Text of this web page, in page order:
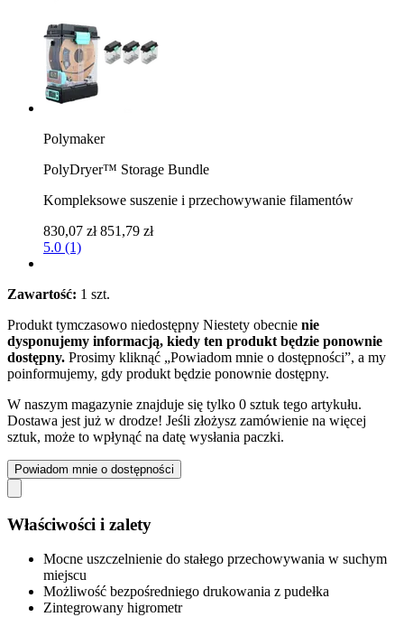
Polymaker
PolyDryer™ Storage Bundle
Kompleksowe suszenie i przechowywanie filamentów
830,07 zł 851,79 zł
5.0 (1)
Zawartość: 1 szt.
Produkt tymczasowo niedostępny Niestety obecnie nie
dysponujemy informacją, kiedy ten produkt będzie ponownie
dostępny. Prosimy kliknąć „Powiadom mnie o dostępności”, a my
poinformujemy, gdy produkt będzie ponownie dostępny.
W naszym magazynie znajduje się tylko 0 sztuk tego artykułu.
Dostawa jest już w drodze! Jeśli złożysz zamówienie na więcej
sztuk, może to wpłynąć na datę wysłania paczki.
Powiadom mnie o dostępności
Właściwości i zalety
Mocne uszczelnienie do stałego przechowywania w suchym
miejscu
Możliwość bezpośredniego drukowania z pudełka
Zintegrowany higrometr